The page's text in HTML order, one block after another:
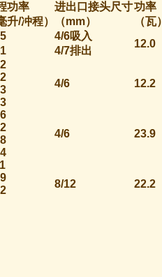
功率
升/冲程）
进出口接头尺寸
（mm）
功率
（瓦）
4/6吸入
4/7排出
12.0
4/6
12.2
4/6
23.9
8/12
22.2